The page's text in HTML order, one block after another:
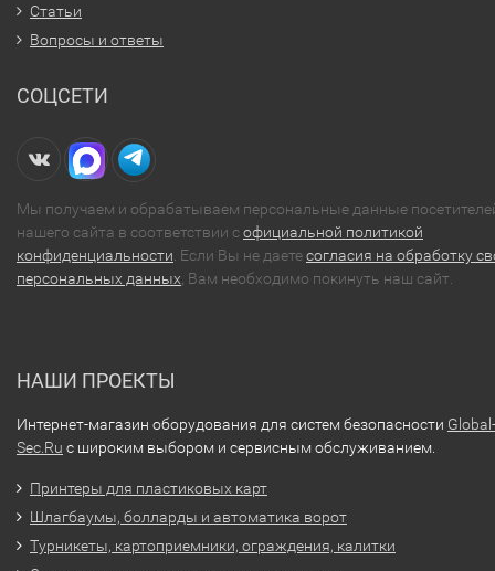
Статьи
Вопросы и ответы
СОЦСЕТИ
Мы получаем и обрабатываем персональные данные
нашего сайта в соответствии софициальной политикой
конфиденциальности . Если Вы не даетесогласия на обработку
персональных данных , Вам необходимо покинуть наш сайт.
НАШИ ПРОЕКТЫ
Интернет-магазин оборудования для систем безопасности Global-
Sec.Ru с широким выбором и сервисным обслуживанием.
Принтеры для пластиковых карт
Шлагбаумы, болларды и автоматика ворот
Турникеты, картоприемники, ограждения, калитки